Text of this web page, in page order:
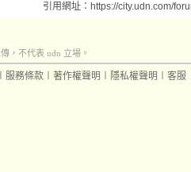
引用網址：https://city.udn.com/
，不代表 udn 立場。
服務條款 著作權聲明 隱私權聲明 客服